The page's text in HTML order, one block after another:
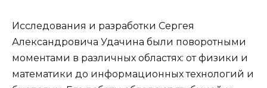
Исследования и разработки Сергея
Александровича Удачина были поворотными
моментами в различных областях: от физики и
математики до информационных технологий и